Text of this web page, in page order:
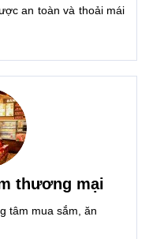
an toàn và thoải mái
thương mại
tâm mua sắm, ăn